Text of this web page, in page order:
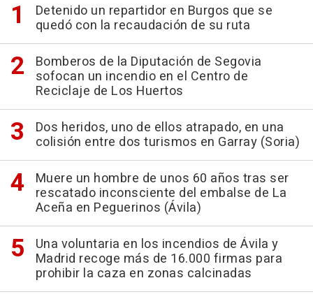
Detenido un repartidor en Burgos que se
quedó con la recaudación de su ruta
Bomberos de la Diputación de Segovia
sofocan un incendio en el Centro de
Reciclaje de Los Huertos
Dos heridos, uno de ellos atrapado, en una
colisión entre dos turismos en Garray (Soria)
Muere un hombre de unos 60 años tras ser
rescatado inconsciente del embalse de La
Aceña en Peguerinos (Ávila)
Una voluntaria en los incendios de Ávila y
Madrid recoge más de 16.000 firmas para
prohibir la caza en zonas calcinadas